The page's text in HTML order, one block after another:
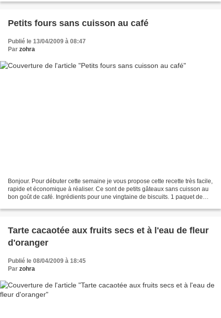
Petits fours sans cuisson au café
Publié le 13/04/2009 à 08:47
Par zohra
Bonjour. Pour débuter cette semaine je vous propose cette recette très facile,
rapide et économique à réaliser. Ce sont de petits gâteaux sans cuisson au
bon goût de café. Ingrédients pour une vingtaine de biscuits. 1 paquet de
Tarte cacaotée aux fruits secs et à l'eau de fleur
d'oranger
Publié le 08/04/2009 à 18:45
Par zohra